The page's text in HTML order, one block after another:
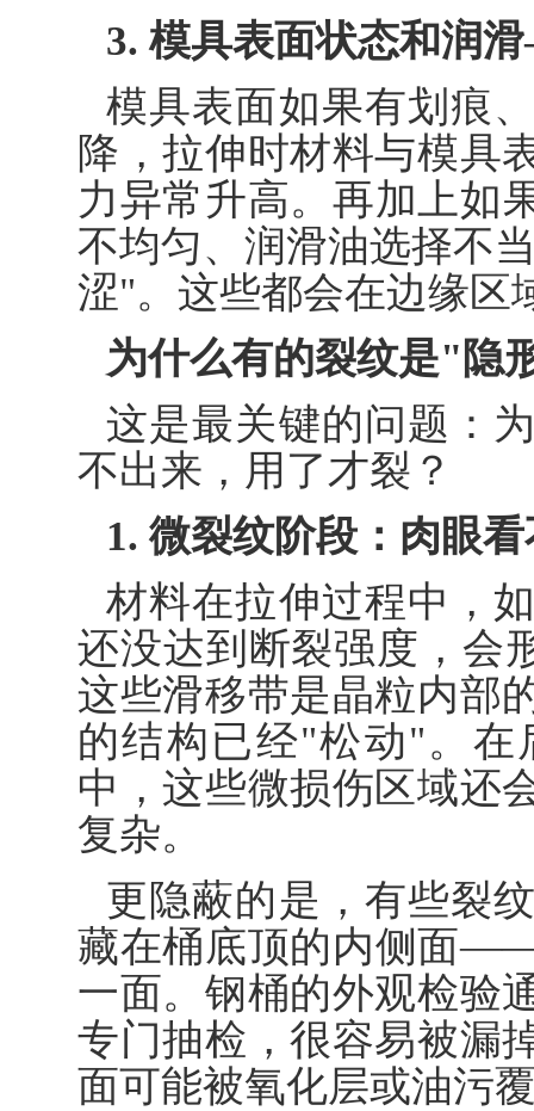
3. 模具表面状态和润
模具表面如果有划痕
降，拉伸时材料与模具
力异常升高。再加上
不均匀、润滑油选择不
涩"。这些都会在边缘区
为什么有的裂纹是"
这是最关键的问题：
不出来，用了才裂？
1. 微裂纹阶段：肉眼
材料在拉伸过程中，
还没达到断裂强度，会
这些滑移带是晶粒内部
的结构已经"松动"。在
中，这些微损伤区域还
复杂。
更隐蔽的是，有些裂
藏在桶底顶的内侧面
一面。钢桶的外观检验
专门抽检，很容易被漏
面可能被氧化层或油污